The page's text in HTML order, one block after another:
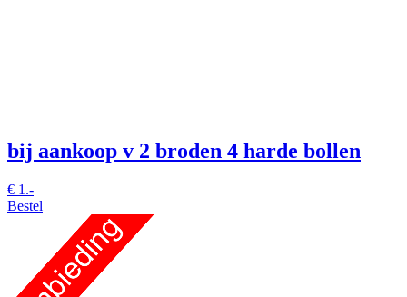
bij aankoop v 2 broden 4 harde bollen
€ 1.-
Bestel